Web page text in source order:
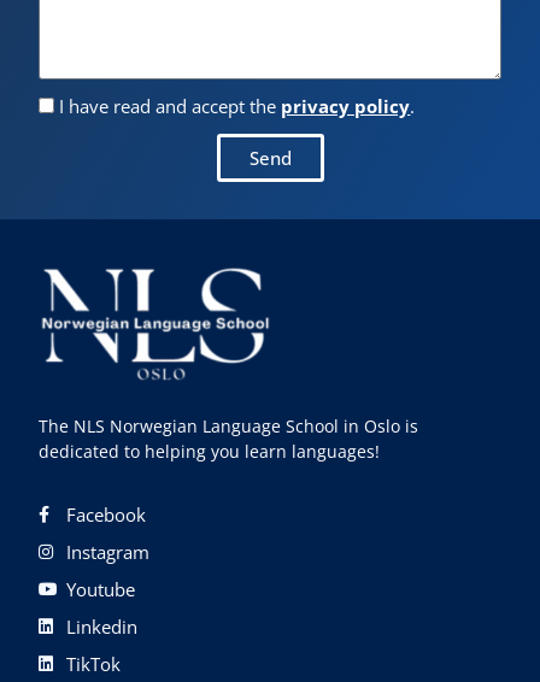
I have read and accept the privacy policy.
Send
The NLS Norwegian Language School in Oslo is
dedicated to helping you learn languages!
Facebook
Instagram
Youtube
Linkedin
TikTok